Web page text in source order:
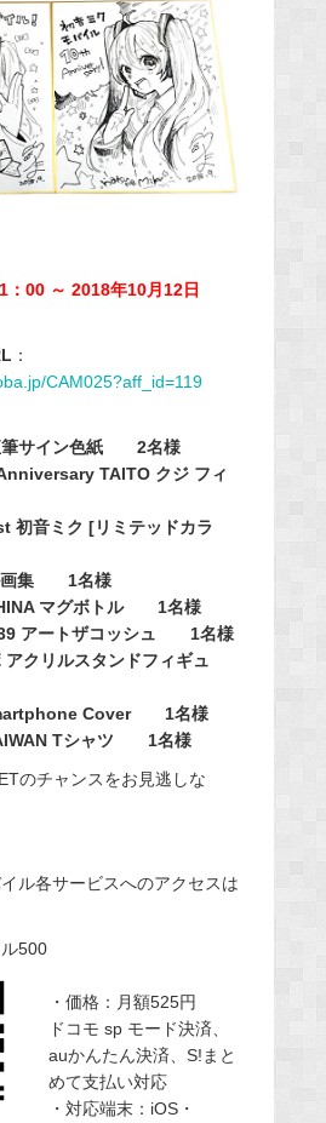
：00 ～ 2018年10月12日
：
CAM025?aff_id=119
筆サイン色紙 2名様
TAITO クジ フィ
初音ミク [リミテッドカラ
画集 1名様
マグボトル 1名様
アートザコッシュ 1名様
アクリルスタンドフィギュ
Cover 1名様
Tシャツ 1名様
のチャンスをお見逃しな
ル各サービスへのアクセスは
500
・価格：月額525円
ドコモ sp モード決済、
auかんたん決済、S!まと
めて支払い対応
・対応端末：iOS・